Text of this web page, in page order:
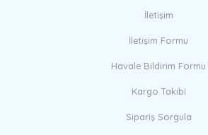
İletişim
İletişim Formu
Havale Bildirim Formu
Kargo Takibi
Sipariş Sorgula